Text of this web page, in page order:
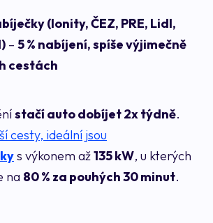
(Ionity, ČEZ, PRE, Lidl,
– 5 % nabíjení, spíše výjimečně
cestách
stačí auto dobíjet 2x týdně.
cesty, ideální jsou
s výkonem až135 kW, u kterých
na 80 % za pouhých 30 minut.